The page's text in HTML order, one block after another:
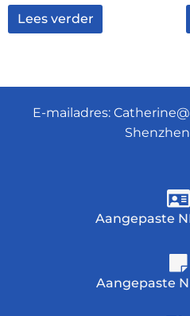
Lees verder
E-mailadres:
Aangepaste
Aangepaste